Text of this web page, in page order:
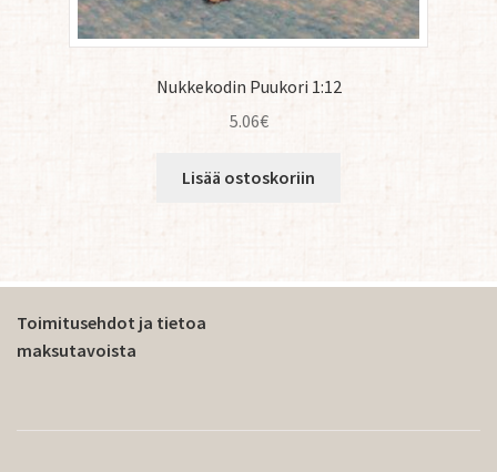
Nukkekodin Puukori 1:12
5.06€
Lisää ostoskoriin
Toimitusehdot ja tietoa
maksutavoista